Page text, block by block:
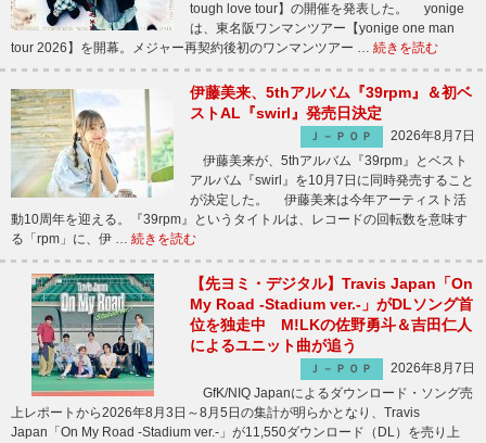
tough love tour】の開催を発表した。 yonige
は、東名阪ワンマンツアー【yonige one man
tour 2026】を開幕。メジャー再契約後初のワンマンツアー … 続きを読む
伊藤美来、5thアルバム『39rpm』＆初ベ
ストAL『swirl』発売日決定
Ｊ－ＰＯＰ
2026年8月7日
伊藤美来が、5thアルバム『39rpm』とベスト
アルバム『swirl』を10月7日に同時発売すること
が決定した。 伊藤美来は今年アーティスト活
動10周年を迎える。『39rpm』というタイトルは、レコードの回転数を意味す
る「rpm」に、伊 … 続きを読む
【先ヨミ・デジタル】Travis Japan「On
My Road -Stadium ver.-」がDLソング首
位を独走中 M!LKの佐野勇斗＆吉田仁人
によるユニット曲が追う
Ｊ－ＰＯＰ
2026年8月7日
GfK/NIQ Japanによるダウンロード・ソング売
上レポートから2026年8月3日～8月5日の集計が明らかとなり、Travis
Japan「On My Road -Stadium ver.-」が11,550ダウンロード（DL）を売り上